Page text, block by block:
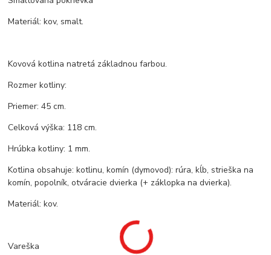
Materiál: kov, smalt.
Kovová kotlina natretá základnou farbou.
Rozmer kotliny:
Priemer: 45 cm.
Celková výška: 118 cm.
Hrúbka kotliny: 1 mm.
Kotlina obsahuje: kotlinu, komín (dymovod): rúra, kĺb, strieška na
komín, popolník, otváracie dvierka (+ záklopka na dvierka).
Materiál: kov.
Vareška